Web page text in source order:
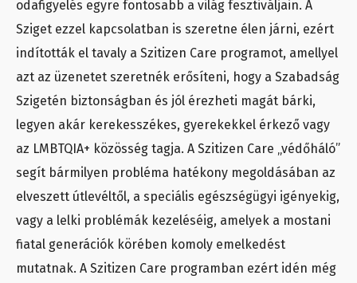
odafigyelés egyre fontosabb a világ fesztiváljain. A
Sziget ezzel kapcsolatban is szeretne élen járni, ezért
indították el tavaly a Szitizen Care programot, amellyel
azt az üzenetet szeretnék erősíteni, hogy a Szabadság
Szigetén biztonságban és jól érezheti magát bárki,
legyen akár kerekesszékes, gyerekekkel érkező vagy
az LMBTQIA+ közösség tagja. A Szitizen Care „védőháló”
segít bármilyen probléma hatékony megoldásában az
elveszett útlevéltől, a speciális egészségügyi igényekig,
vagy a lelki problémák kezeléséig, amelyek a mostani
fiatal generációk körében komoly emelkedést
mutatnak. A Szitizen Care programban ezért idén még